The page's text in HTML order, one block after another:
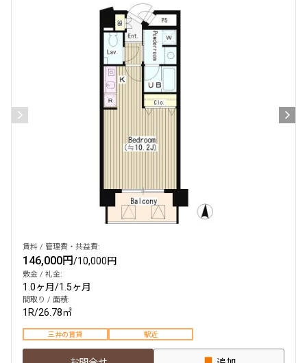
賃料 / 管理費・共益費:
146,000円/10,000円
敷金 / 礼金:
1.0ヶ月/1.5ヶ月
間取り / 面積:
1R/26.78㎡
三井の賃貸 駅近